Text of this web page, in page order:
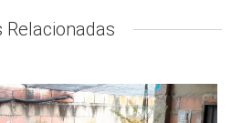
Relacionadas